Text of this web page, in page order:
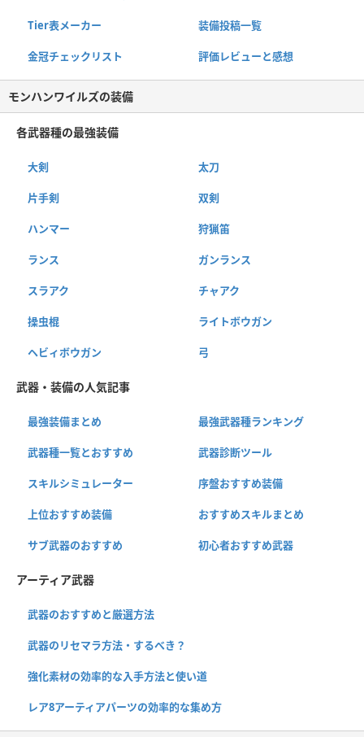
Tier表メーカー 装備投稿一覧
金冠チェックリスト 評価レビューと感想
モンハンワイルズの装備
各武器種の最強装備
大剣 太刀
片手剣 双剣
ハンマー 狩猟笛
ランス ガンランス
スラアク チャアク
操虫棍 ライトボウガン
ヘビィボウガン 弓
武器・装備の人気記事
最強装備まとめ 最強武器種ランキング
武器種一覧とおすすめ 武器診断ツール
スキルシミュレーター 序盤おすすめ装備
上位おすすめ装備 おすすめスキルまとめ
サブ武器のおすすめ 初心者おすすめ武器
アーティア武器
武器のおすすめと厳選方法
武器のリセマラ方法・するべき？
強化素材の効率的な入手方法と使い道
レア8アーティアパーツの効率的な集め方